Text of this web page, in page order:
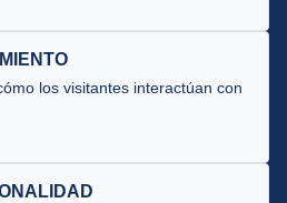
los visitantes interactúan con